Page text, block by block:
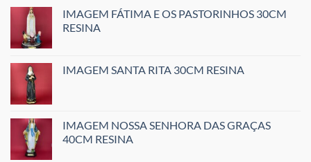
IMAGEM FÁTIMA E OS PASTORINHOS 30CM
RESINA
IMAGEM SANTA RITA 30CM RESINA
IMAGEM NOSSA SENHORA DAS GRAÇAS
40CM RESINA